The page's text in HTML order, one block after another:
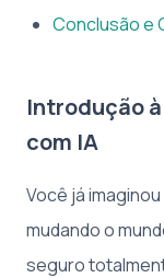
Conclusão e
Introdução
com IA
Você já
mudando o
seguro